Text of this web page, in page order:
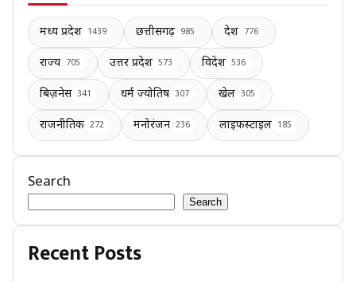
मध्य प्रदेश 1439 छत्तीसगढ़ 985 देश 776
राज्य 705 उत्तर प्रदेश 573 विदेश 536
बिज़नेस 341 धर्म ज्योतिष 307 खेल 305
राजनीतिक 272 मनोरंजन 236 लाइफस्टाइल 185
Search
Search
Recent Posts